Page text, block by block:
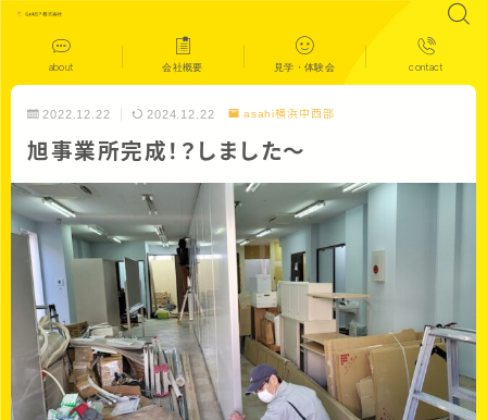
about 会社概要 見学・体験会 contact
2022.12.22 2024.12.22 asahi横浜中西部
旭事業所完成！？しました〜